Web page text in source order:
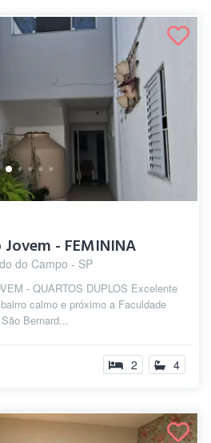
- FEMININA
do Campo - SP
- QUARTOS DUPLOS Excelente
calmo e próximo a Faculdade
Bernard...
2 4